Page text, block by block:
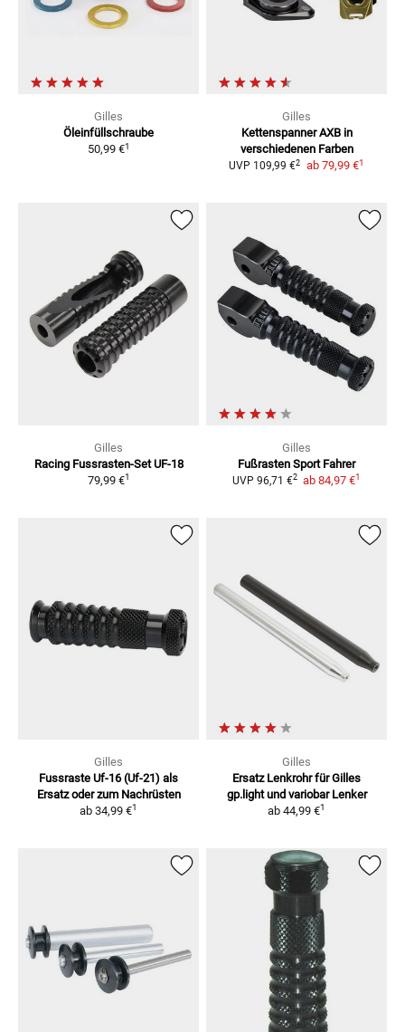
Gilles
Öleinfüllschraube
50,99 €1
Gilles
Kettenspanner AXB in
verschiedenen Farben
UVP 109,99 €2 ab 79,99 €1
Gilles
Racing Fussrasten-Set UF-18
79,99 €1
Gilles
Fußrasten Sport Fahrer
UVP 96,71 €2 ab 84,97 €1
Gilles
Fussraste Uf-16 (Uf-21) als
Ersatz oder zum Nachrüsten
ab 34,99 €1
Gilles
Ersatz Lenkrohr für Gilles
gp.light und variobar Lenker
ab 44,99 €1